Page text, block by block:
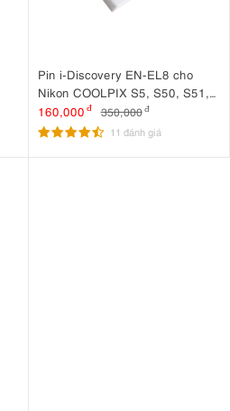
Pin i-Discovery EN-EL8 cho
Nikon COOLPIX S5, S50, S51,
S51C, S52, S52C, S6, S7C, S9
160,000 đ 350,000 đ
11 đánh giá